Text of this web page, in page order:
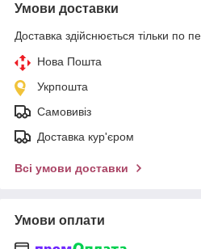
Умови доставки
Доставка здійснюється тільки по
Нова Пошта
Укрпошта
Самовивіз
Доставка кур'єром
Всі умови доставки
Умови оплати